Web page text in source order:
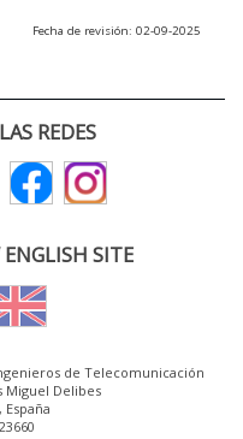
Fecha de revisión: 02-09-2025
REDES
SITE
de Telecomunicación
Miguel Delibes
España